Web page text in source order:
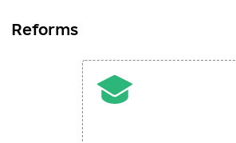
Reforms